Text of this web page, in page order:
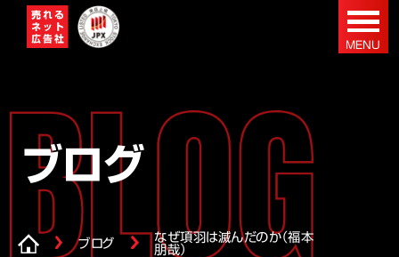
ブログ
ブログ
なぜ項羽は滅んだのか（福本
朋哉）